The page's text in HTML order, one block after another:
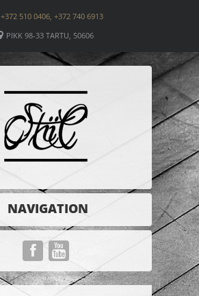
+372 510 0406, +372 740 6913
PIKK 98-33 TARTU, 50606
NAVIGATION